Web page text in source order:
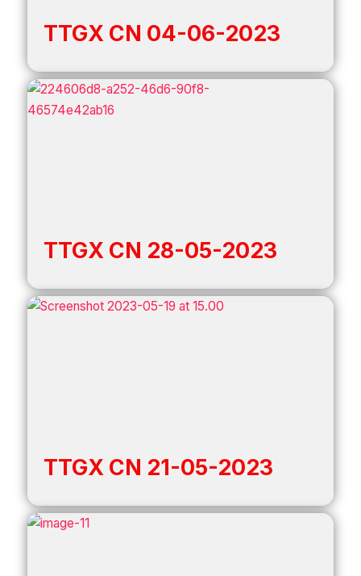
TTGX CN 04-06-2023
TTGX CN 28-05-2023
TTGX CN 21-05-2023